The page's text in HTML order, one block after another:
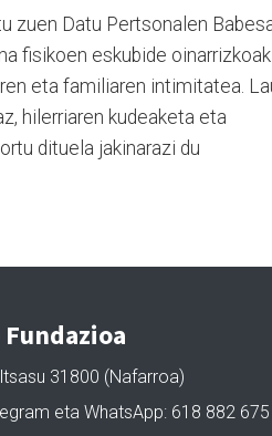
zuen Datu Pertsonalen
fisikoen eskubide oinarrizkoak
eta familiaren intimitatea.
hilerriaren kudeaketa eta
dituela jakinarazi du
Fundazioa
31800 (Nafarroa)
eta WhatsApp: 618 882 675